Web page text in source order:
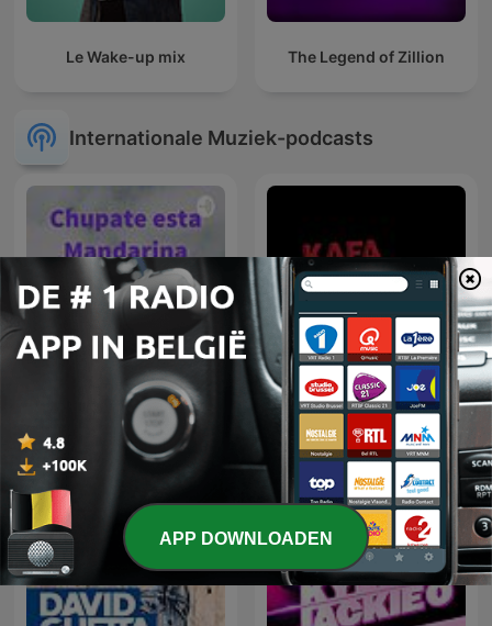
Le Wake-up mix The Legend of Zillion
Internationale Muziek-podcasts
Chupate esta Mandarina
V2.0
Kafa Radyo Podcast
APP DOWNLOADEN